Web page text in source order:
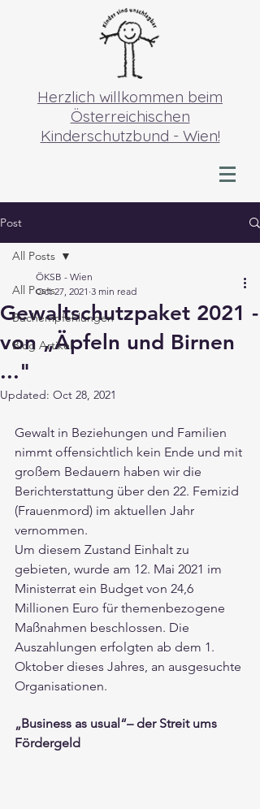
Herzlich willkommen beim
Österreichischen
Kinderschutzbund - Wien!
Post
All Posts
Buchempfehlungen
Blog Artikel
All Posts
Gewaltschutzpaket 2021 -
von „Äpfeln und Birnen
..."
ÖKSB - Wien
Oct 27, 2021 3 min read
Updated: Oct 28, 2021
Gewalt in Beziehungen und Familien
nimmt offensichtlich kein Ende und mit
großem Bedauern haben wir die
Berichterstattung über den 22. Femizid
(Frauenmord) im aktuellen Jahr
vernommen.
Um diesem Zustand Einhalt zu
gebieten, wurde am 12. Mai 2021 im
Ministerrat ein Budget von 24,6
Millionen Euro für themenbezogene
Maßnahmen beschlossen. Die
Auszahlungen erfolgten ab dem 1.
Oktober dieses Jahres, an ausgesuchte
Organisationen.
„Business as usual“– der Streit ums
Fördergeld